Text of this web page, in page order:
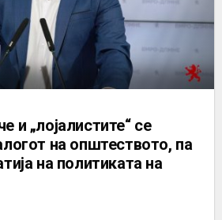
и „лојалистите“ се
на општеството, па
на политиката на